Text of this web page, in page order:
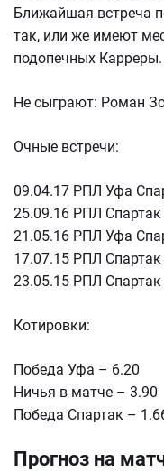
Ближайшая встреча
так, или же имеют
подопечных Карреры.
Не сыграют: Роман
Очные встречи:
09.04.17 РПЛ Уфа
25.09.16 РПЛ
21.05.16 РПЛ Уфа
17.07.15 РПЛ
23.05.15 РПЛ
Котировки:
Победа Уфа – 6.20
Ничья в матче – 3.90
Победа Спартак –
Прогноз на